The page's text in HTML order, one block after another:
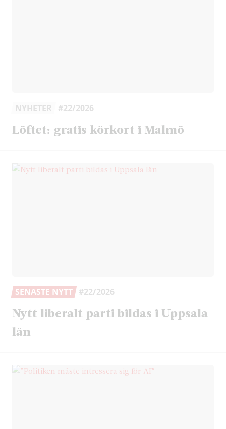
NYHETER #22/2026
Löftet: gratis körkort i Malmö
SENASTE NYTT #22/2026
Nytt liberalt parti bildas i Uppsala
län